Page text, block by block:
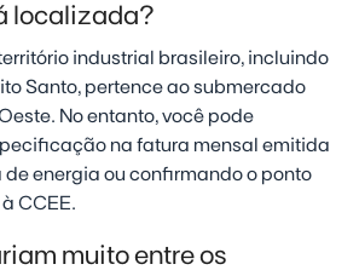
localizada?
industrial brasileiro, incluindo
Santo, pertence ao submercado
No entanto, você pode
na fatura mensal emitida
energia ou confirmando o ponto
CCEE.
muito entre os